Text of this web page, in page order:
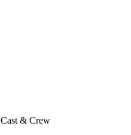
Cast & Crew